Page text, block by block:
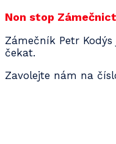
Non stop
Zámečník Petr
čekat.
Zavolejte nám na